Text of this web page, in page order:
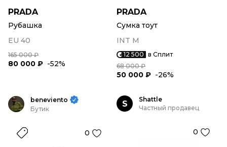
PRADA
Рубашка
EU 40
165 000 ₽
80 000 ₽ -52%
PRADA
Сумка тоут
INT M
12 500 в Сплит
68 000 ₽
50 000 ₽ -26%
beneviento
Бутик
0
S
Shattle
Частный продавец
0